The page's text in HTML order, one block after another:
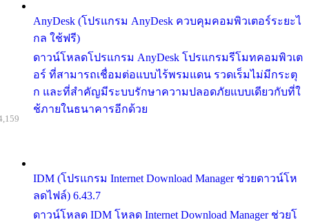
AnyDesk (โปรแกรม AnyDesk ควบคุมคอมพิวเตอร์ระยะไ
กล ใช้ฟรี)
ดาวน์โหลดโปรแกรม AnyDesk โปรแกรมรีโมทคอมพิวเต
อร์ ที่สามารถเชื่อมต่อแบบไร้พรมแดน รวดเร็มไม่มีกระตุ
ก และที่สำคัญมีระบบรักษาความปลอดภัยแบบเดียวกับที่ใ
ช้ภายในธนาคารอีกด้วย
IDM (โปรแกรม Internet Download Manager ช่วยดาวน์โห
ลดไฟล์) 6.43.7
ดาวน์โหลด IDM โหลด Internet Download Manager ช่วยโ